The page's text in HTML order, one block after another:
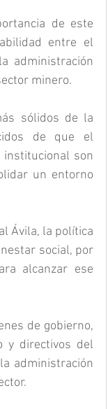
de este
entre el
administración
minero.
sólidos de la
de que el
son
un entorno
Ávila, la política
social, por
alcanzar ese
de gobierno,
y directivos del
administración